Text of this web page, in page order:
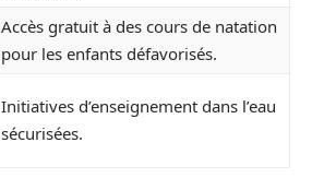
Accès gratuit à des cours de natation
pour les enfants défavorisés.
Initiatives d’enseignement dans l’eau
sécurisées.